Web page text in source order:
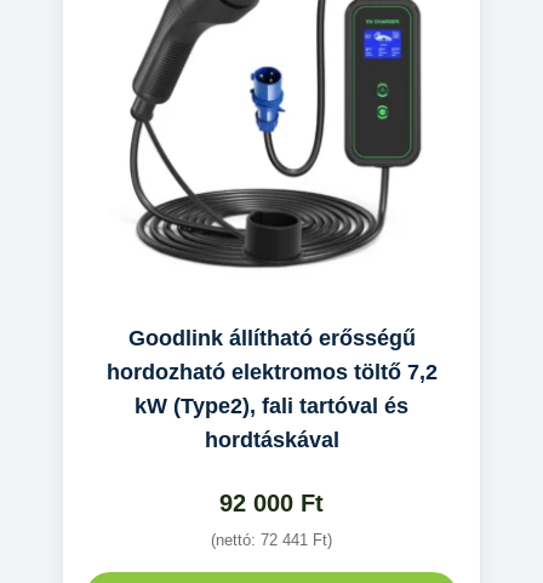
Goodlink állítható erősségű
hordozható elektromos töltő 7,2
kW (Type2), fali tartóval és
hordtáskával
92 000 Ft
(nettó: 72 441 Ft)